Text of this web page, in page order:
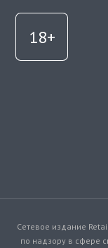
Сетевое издание
по надзору в сфере